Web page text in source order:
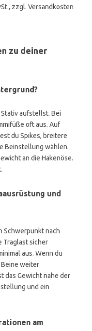
zzgl. Versandkosten
zu deiner
aufstellst. Bei
oft aus. Auf
du Spikes, breitere
Beinstellung wählen.
an die Hakenöse.
und
Schwerpunkt nach
Traglast sicher
aus. Wenn du
weiter
das Gewicht nahe der
und ein
am